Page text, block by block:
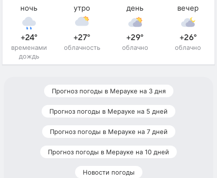
ночь
+24°
временами
дождь
утро
+27°
облачность
день
+29°
облачно
вечер
+26°
облачно
Прогноз погоды в Мерауке на 3 дня
Прогноз погоды в Мерауке на 5 дней
Прогноз погоды в Мерауке на 7 дней
Прогноз погоды в Мерауке на 10 дней
Новости погоды